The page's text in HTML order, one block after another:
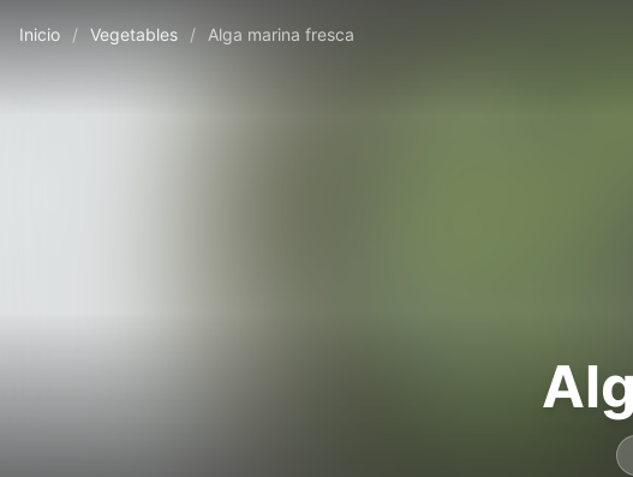
Inicio / Vegetables / Alga marina fresca